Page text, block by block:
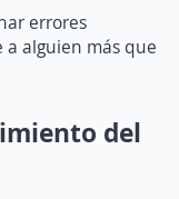
errores
a alguien más que
del